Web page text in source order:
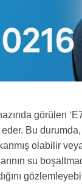
görülen
Bu
olabilir
su